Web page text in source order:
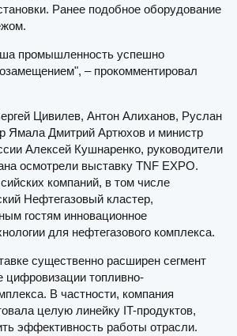
Ранее подобное оборудование
промышленность успешно
– прокомментировал
Цивилев, Антон Алиханов, Руслан
Ямала Дмитрий Артюхов и министр
Алексей Кушнаренко, руководители
осмотрели выставку TNF EXPO.
компаний, в том числе
Нефтегазовый кластер,
гостям инновационное
для нефтегазового комплекса.
существенно расширен сегмент
цифровизации топливно-
В частности, компания
целую линейку IT-продуктов,
эффективность работы отрасли.